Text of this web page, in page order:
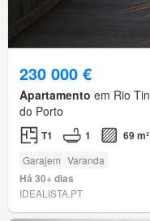
230 000 €
Apartamento em Rio
do Porto
T1 1 69 m²
Garajem Varanda
Há 30+ dias
IDEALISTA.PT